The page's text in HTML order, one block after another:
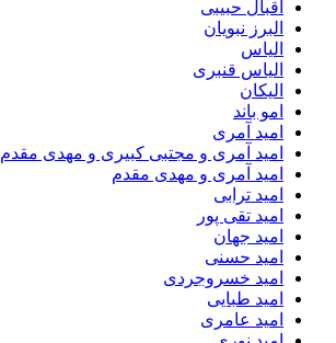
اقبال حبیبی
البرز نبویان
الیاس
الیاس قنبرى
الیکان
امو باند
امید آمری
امید آمری و مجتبی کبیری و مهدى مقدم
امید آمری و مهدی مقدم
امید ترابی
امید تقی پور
امید جهان
امید حسنی
امید خسروجردی
امید طبایی
امید عامری